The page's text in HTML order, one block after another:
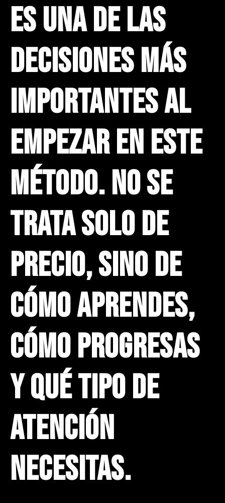
Es una de las
decisiones más
importantes al
empezar en este
método. No se
trata solo de
precio, sino de
cómo aprendes,
cómo progresas
y qué tipo de
atención
necesitas.